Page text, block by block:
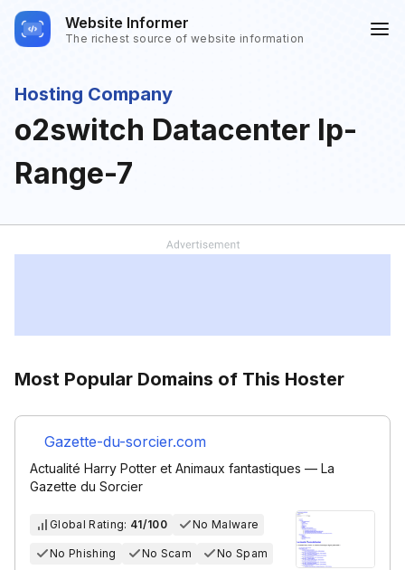
Website Informer
The richest source of website information
Hosting Company
o2switch Datacenter Ip-
Range-7
Most Popular Domains of This Hoster
Gazette-du-sorcier.com
Actualité Harry Potter et Animaux fantastiques — La
Gazette du Sorcier
Global Rating: 41/100 No Malware
No Phishing No Scam No Spam